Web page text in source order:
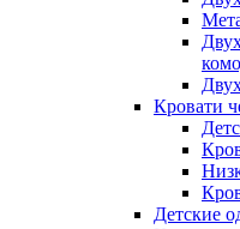
Кровати
Детские